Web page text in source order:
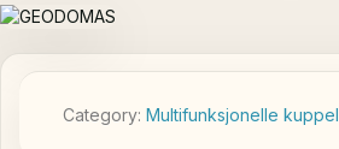
Category: Мultifunksjonelle kuppel